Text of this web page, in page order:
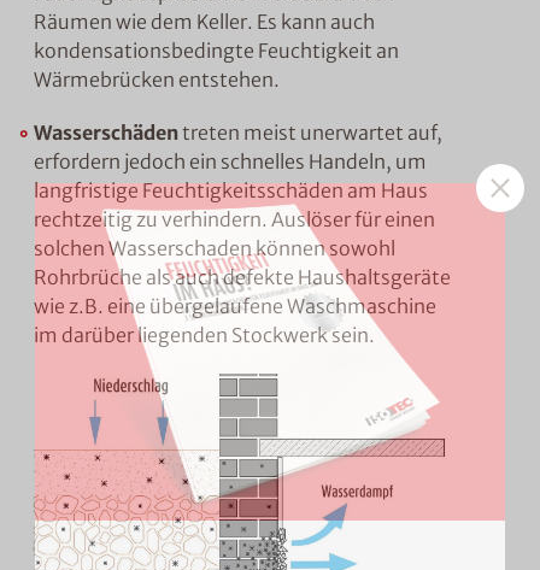
Räumen wie dem Keller. Es kann auch
kondensationsbedingte Feuchtigkeit an
Wärmebrücken entstehen.
Wasserschädentreten meist unerwartet auf,
erfordern jedoch ein schnelles Handeln, um
langfristige Feuchtigkeitsschäden am Haus
rechtzeitig zu verhindern. Auslöser für einen
solchen Wasserschaden können sowohl
Rohrbrüche als auch defekte Haushaltsgeräte
wie z.B. eine übergelaufene Waschmaschine
im darüber liegenden Stockwerk sein.